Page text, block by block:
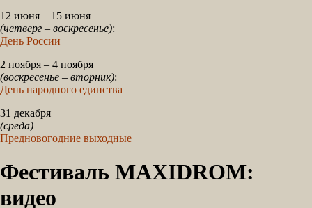
12 июня – 15 июня
(четверг – воскресенье):
День России
2 ноября – 4 ноября
(воскресенье – вторник):
День народного единства
31 декабря
(среда)
Предновогодние выходные
Фестиваль MAXIDROM:
видео